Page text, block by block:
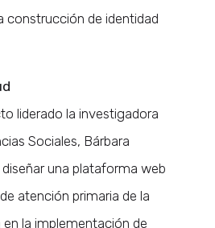
construcción de identidad
liderado la investigadora
Sociales, Bárbara
una plataforma web
atención primaria de la
la implementación de